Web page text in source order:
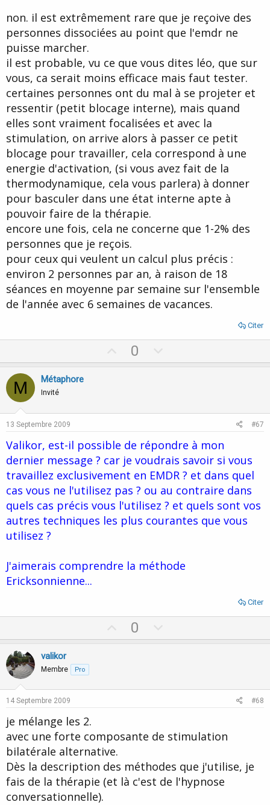
non. il est extrêmement rare que je reçoive des
personnes dissociées au point que l'emdr ne
puisse marcher.
il est probable, vu ce que vous dites léo, que sur
vous, ca serait moins efficace mais faut tester.
certaines personnes ont du mal à se projeter et
ressentir (petit blocage interne), mais quand
elles sont vraiment focalisées et avec la
stimulation, on arrive alors à passer ce petit
blocage pour travailler, cela correspond à une
energie d'activation, (si vous avez fait de la
thermodynamique, cela vous parlera) à donner
pour basculer dans une état interne apte à
pouvoir faire de la thérapie.
encore une fois, cela ne concerne que 1-2% des
personnes que je reçois.
pour ceux qui veulent un calcul plus précis :
environ 2 personnes par an, à raison de 18
séances en moyenne par semaine sur l'ensemble
de l'année avec 6 semaines de vacances.
Citer
p
0
o
e
M Métaphore
Invité
13 Septembre 2009 #67
Valikor, est-il possible de répondre à mon
dernier message ? car je voudrais savoir si vous
travaillez exclusivement en EMDR ? et dans quel
cas vous ne l'utilisez pas ? ou au contraire dans
quels cas précis vous l'utilisez ? et quels sont vos
autres techniques les plus courantes que vous
utilisez ?
J'aimerais comprendre la méthode
Ericksonnienne...
Citer
p
t
0
o
v
valikor
Membre Pro
14 Septembre 2009 #68
je mélange les 2.
avec une forte composante de stimulation
bilatérale alternative.
Dès la description des méthodes que j'utilise, je
fais de la thérapie (et là c'est de l'hypnose
conversationnelle).